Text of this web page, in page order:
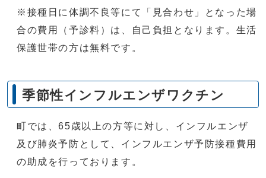
※接種日に体調不良等にて「見合わせ」となった場
合の費用（予診料）は、自己負担となります。生活
保護世帯の方は無料です。
季節性インフルエンザワクチン
町では、65歳以上の方等に対し、インフルエンザ
及び肺炎予防として、インフルエンザ予防接種費用
の助成を行っております。